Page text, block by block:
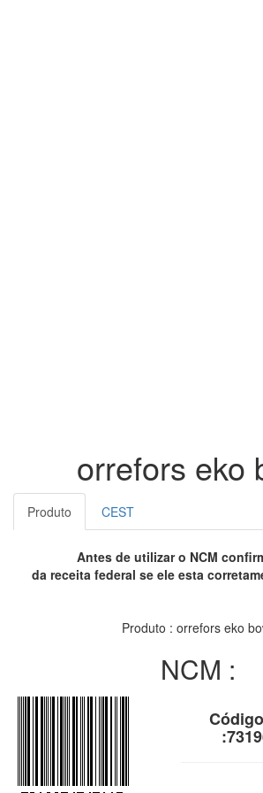
orrefors eko
Produto CEST
Antes de utilizar o NCM
da receita federal se ele esta
Produto : orrefors eko
NCM :